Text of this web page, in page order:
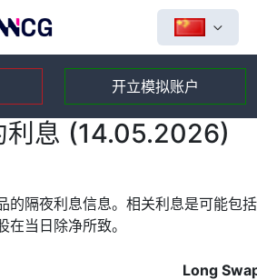
开立模拟账户
利息 (14.05.2026)
的隔夜利息信息。相关利息是可能包括
当日除净所致。
Long